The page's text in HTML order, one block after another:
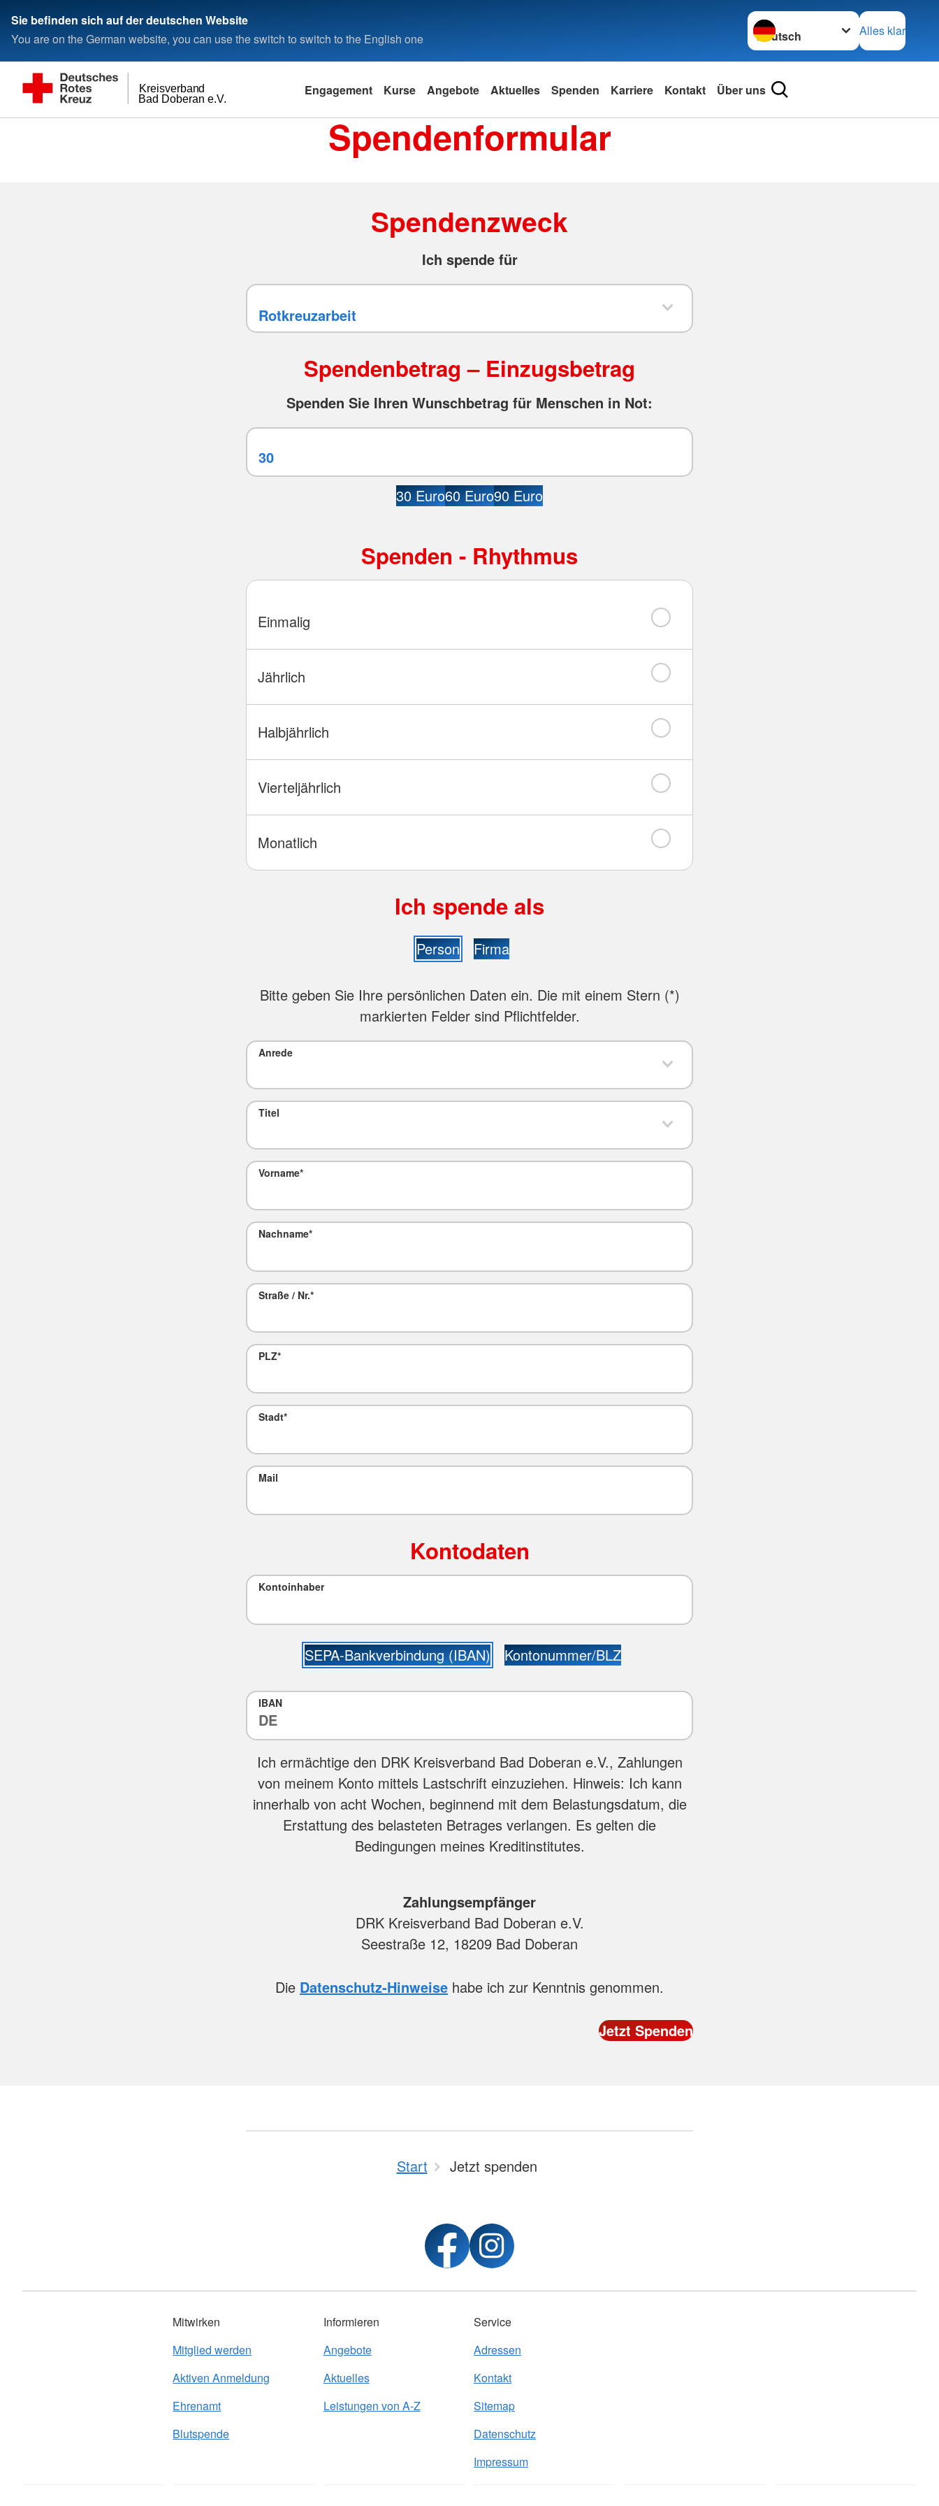
Sie befinden sich auf der deutschen Website
You are on the German website, you can use the switch to switch to the English one
Sprache wechseln zu
Alles klar
Bad Doberan e.V.
Kreisverband Engagement Kurse Angebote Aktuelles Spenden Karriere Kontakt Über uns
Spendenformular
Spendenzweck
Ich spende für
Spendenbetrag – Einzugsbetrag
Spenden Sie Ihren Wunschbetrag für Menschen in Not:
30 Euro60 Euro90 Euro
Spenden - Rhythmus
Einmalig
Jährlich
Halbjährlich
Vierteljährlich
Monatlich
Ich spende als
Person Firma
Bitte geben Sie Ihre persönlichen Daten ein. Die mit einem Stern (*)
markierten Felder sind Pflichtfelder.
Anrede
Titel
Vorname*
Nachname*
Straße / Nr.*
PLZ*
Stadt*
Mail
Kontodaten
Kontoinhaber
SEPA-Bankverbindung (IBAN) Kontonummer/BLZ
IBAN
Ich ermächtige den DRK Kreisverband Bad Doberan e.V., Zahlungen
von meinem Konto mittels Lastschrift einzuziehen. Hinweis: Ich kann
innerhalb von acht Wochen, beginnend mit dem Belastungsdatum, die
Erstattung des belasteten Betrages verlangen. Es gelten die
Bedingungen meines Kreditinstitutes.
Zahlungsempfänger
DRK Kreisverband Bad Doberan e.V.
Seestraße 12, 18209 Bad Doberan
Die Datenschutz-Hinweise habe ich zur Kenntnis genommen.
Start Jetzt spenden
Mitwirken
Mitglied werden
Aktiven Anmeldung
Ehrenamt
Blutspende
Informieren
Angebote
Aktuelles
Leistungen von A-Z
Service
Adressen
Kontakt
Sitemap
Datenschutz
Impressum